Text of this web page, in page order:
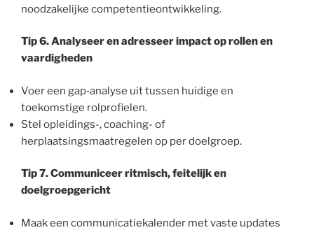
noodzakelijke competentieontwikkeling.
Tip 6. Analyseer en adresseer impact op rollen en
vaardigheden
Voer een gap‑analyse uit tussen huidige en
toekomstige rolprofielen.
Stel opleidings-, coaching- of
herplaatsingsmaatregelen op per doelgroep.
Tip 7. Communiceer ritmisch, feitelijk en
doelgroepgericht
Maak een communicatiekalender met vaste updates